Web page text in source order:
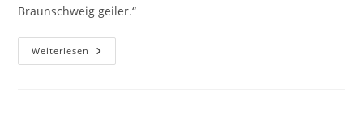
Braunschweig geiler.“
Weiterlesen